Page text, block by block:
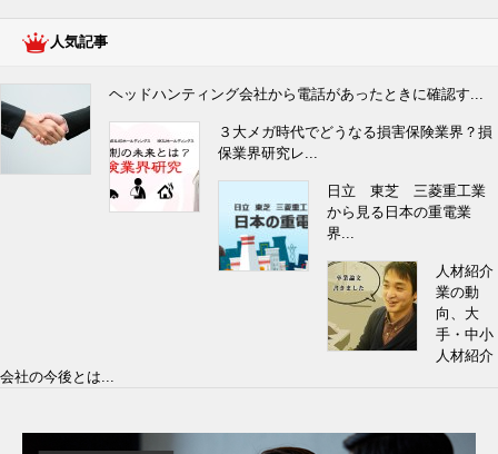
人気記事
ヘッドハンティング会社から電話があったときに確認す...
３大メガ時代でどうなる損害保険業界？損
保業界研究レ...
日立 東芝 三菱重工業
から見る日本の重電業
界...
人材紹介
業の動
向、大
手・中小
人材紹介
会社の今後とは...